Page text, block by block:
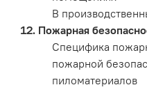
В
Пожарная
Специфика
пожарной
пиломатериалов